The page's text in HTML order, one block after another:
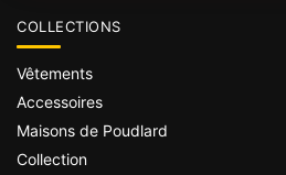
COLLECTIONS
Vêtements
Accessoires
Maisons de Poudlard
Collection